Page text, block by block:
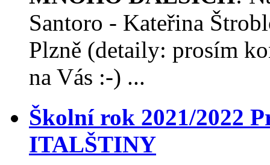
Santoro - Kateřina
Plzně (detaily: prosím
na Vás :-) ...
Školní rok 2021/2022
ITALŠTINY